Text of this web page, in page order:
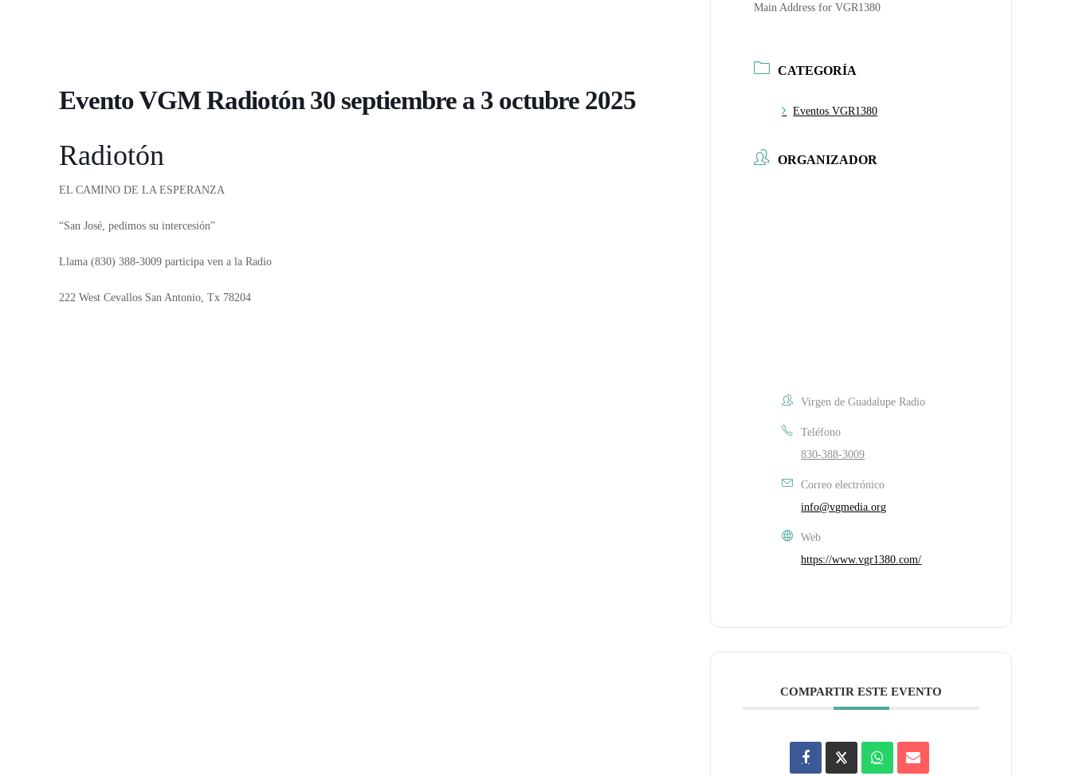
Evento VGM Radiotón 30 septiembre a 3 octubre 2025
Radiotón
EL CAMINO DE LA ESPERANZA
“San José, pedimos su intercesión”
Llama (830) 388-3009 participa ven a la Radio
222 West Cevallos San Antonio, Tx 78204
Main Address for VGR1380
CATEGORÍA
Eventos VGR1380
ORGANIZADOR
Virgen de Guadalupe Radio
Teléfono
830-388-3009
Correo electrónico
info@vgmedia.org
Web
https://www.vgr1380.com/
COMPARTIR ESTE EVENTO